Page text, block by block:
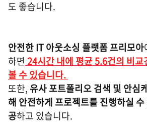
도 좋습니다.
안전한 IT 아웃소싱 플랫폼 프리모아
하면 24시간 내에 평균 5.6건의 비교
볼 수 있습니다.
또한, 유사 포트폴리오 검색 및 안심
해 안전하게 프로젝트를 진행하실
공하고 있습니다.